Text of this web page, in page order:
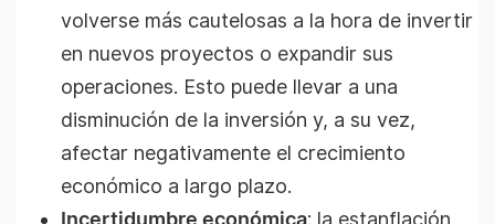
volverse más cautelosas a la hora de invertir
en nuevos proyectos o expandir sus
operaciones. Esto puede llevar a una
disminución de la inversión y, a su vez,
afectar negativamente el crecimiento
económico a largo plazo.
Incertidumbre económica: la estanflación